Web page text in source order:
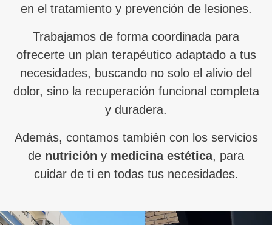
en el tratamiento y prevención de lesiones.
Trabajamos de forma coordinada para
ofrecerte un plan terapéutico adaptado a tus
necesidades, buscando no solo el alivio del
dolor, sino la recuperación funcional completa
y duradera.
Además, contamos también con los servicios
de nutrición y medicina estética, para
cuidar de ti en todas tus necesidades.